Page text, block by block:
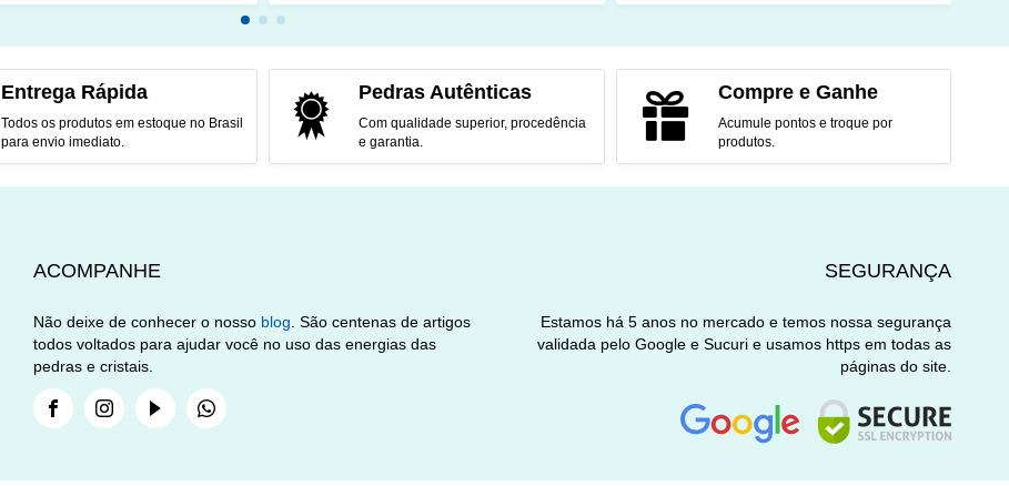
Entrega Rápida
Todos os produtos em estoque no Brasil
para envio imediato.
Pedras Autênticas
Com qualidade superior, procedência
e garantia.
Compre e Ganhe
Acumule pontos e troque por
produtos.
SEGURANÇA
Estamos há 5 anos no mercado e temos nossa segurança
validada pelo Google e Sucuri e usamos https em todas as
páginas do site.
ACOMPANHE
Não deixe de conhecer o nosso blog. São centenas de artigos
todos voltados para ajudar você no uso das energias das
pedras e cristais.
FacebookInstagramYoutubeWhatsapp